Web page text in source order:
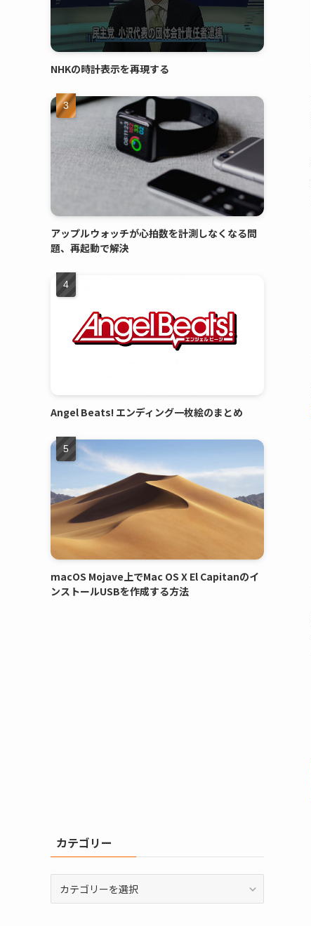
NHKの時計表示を再現する
アップルウォッチが心拍数を計測しなくなる問
題、再起動で解決
Angel Beats! エンディング一枚絵のまとめ
macOS Mojave上でMac OS X El Capitanのイ
ンストールUSBを作成する方法
カテゴリー